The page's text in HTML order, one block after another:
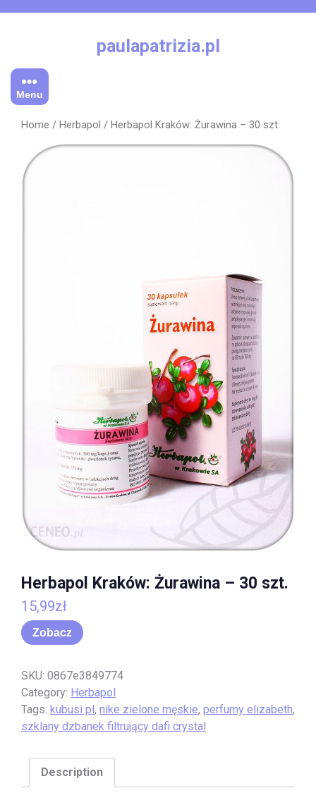
paulapatrizia.pl
Menu
Home / Herbapol / Herbapol Kraków: Żurawina – 30 szt.
Herbapol Kraków: Żurawina – 30 szt.
15,99zł
Zobacz
SKU: 0867e3849774
Category: Herbapol
Tags: kubusi pl , nike zielone męskie, perfumy elizabeth,
szklany dzbanek filtrujący dafi crystal
Description